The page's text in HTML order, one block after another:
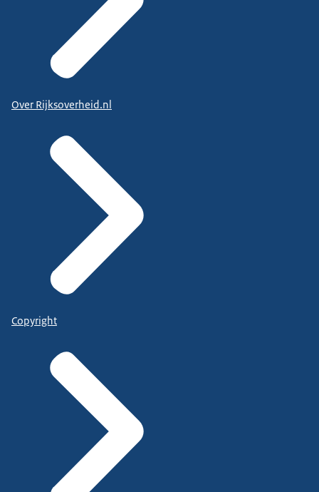
Over Rijksoverheid.nl
Copyright